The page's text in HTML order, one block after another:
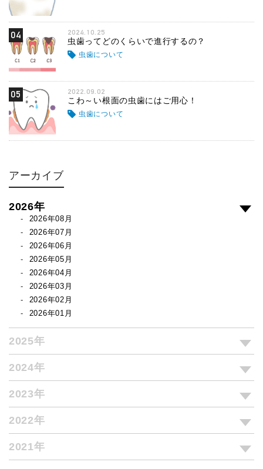
04 2024.10.25
虫歯ってどのくらいで進行するの？
虫歯について
05 2022.09.02
こわ～い根面の虫歯にはご用心！
虫歯について
アーカイブ
2026年
2026年08月
2026年07月
2026年06月
2026年05月
2026年04月
2026年03月
2026年02月
2026年01月
2025年
2024年
2023年
2022年
2021年